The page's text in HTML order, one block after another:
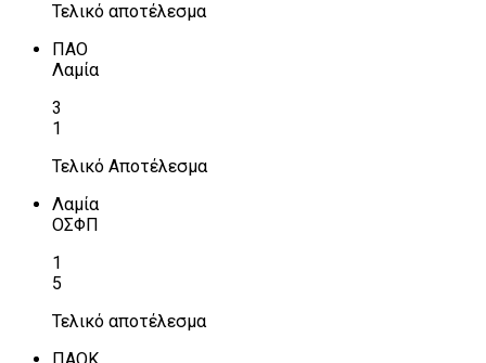
Τελικό αποτέλεσμα
ΠΑΟ
Λαμία
3
1
Τελικό Αποτέλεσμα
Λαμία
ΟΣΦΠ
1
5
Τελικό αποτέλεσμα